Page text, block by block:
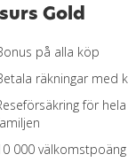
Gold
på alla köp
räkningar med
för hela
000